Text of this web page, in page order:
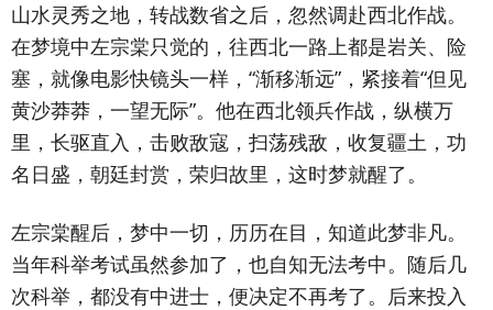
山水灵秀之地，转战数省之后，忽然调赴西北作战。
在梦境中左宗棠只觉的，往西北一路上都是岩关、险
塞，就像电影快镜头一样，“渐移渐远”，紧接着“但见
黄沙莽莽，一望无际”。他在西北领兵作战，纵横万
里，长驱直入，击败敌寇，扫荡残敌，收复疆土，功
名日盛，朝廷封赏，荣归故里，这时梦就醒了。
左宗棠醒后，梦中一切，历历在目，知道此梦非凡。
当年科举考试虽然参加了，也自知无法考中。随后几
次科举，都没有中进士，便决定不再考了。后来投入